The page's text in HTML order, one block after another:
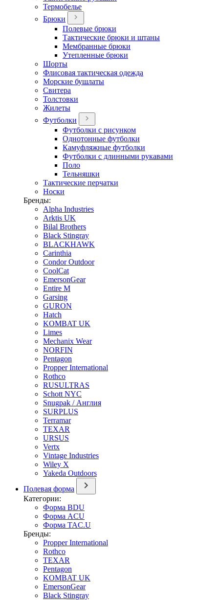
Термобелье
Брюки
Полевые брюки
Тактические брюки и штаны
Мембранные брюки
Утепленные брюки
Шорты
Флисовая тактическая одежда
Морские бушлаты
Свитера
Толстовки
Жилеты
Футболки
Футболки с рисунком
Однотонные футболки
Камуфляжные футболки
Футболки с длинными рукавами
Поло
Тельняшки
Тактические перчатки
Носки
Бренды:
Alpha Industries
Arktis UK
Bilal Brothers
Black Stingray
BLACKHAWK
Carinthia
Condor Outdoor
CoolCat
EmersonGear
Entire M
Garsing
GURON
Hatch
KOMBAT UK
Limes
Mechanix Wear
NORFIN
Pentagon
Propper International
Rothco
RUSULTRAS
Schott NYC
Snugpak / Англия
SURPLUS
Terramar
TEXAR
URSUS
Vertx
Vintage Industries
Wiley X
Yakeda Outdoors
Полевая форма
Категории:
Форма BDU
Форма ACU
Форма TAC.U
Бренды:
Propper International
Rothco
TEXAR
Pentagon
KOMBAT UK
EmersonGear
Black Stingray